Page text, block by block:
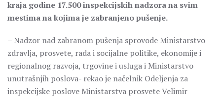
kraja godine 17.500 inspekcijskih nadzora na svim
mestima na kojima je zabranjeno pušenje.
– Nadzor nad zabranom pušenja sprovode Ministarstvo
zdravlja, prosvete, rada i socijalne politike, ekonomije i
regionalnog razvoja, trgovine i usluga i Ministarstvo
unutrašnjih poslova- rekao je načelnik Odeljenja za
inspekcijske poslove Ministarstva prosvete Velimir